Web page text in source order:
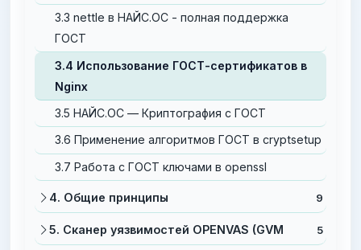
3.3 nettle в НАЙС.ОС - полная поддержка
ГОСТ
3.4 Использование ГОСТ-сертификатов в
Nginx
3.5 НАЙС.ОС — Криптография с ГОСТ
3.6 Применение алгоритмов ГОСТ в cryptsetup
3.7 Работа с ГОСТ ключами в openssl
4. Общие принципы 9
5. Сканер уязвимостей OPENVAS (GVM 5